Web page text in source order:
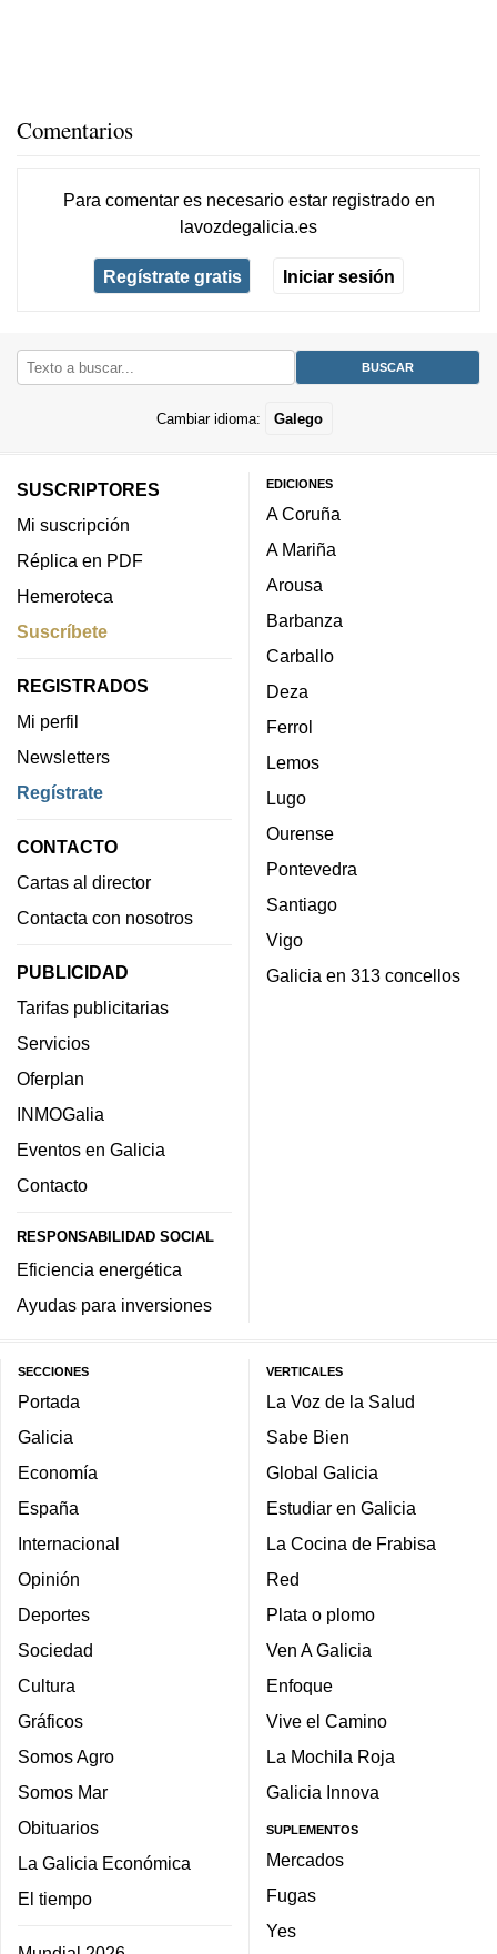
Comentarios
Para comentar es necesario estar registradoen
lavozdegalicia.es
Regístrate gratis Iniciar sesión
Cambiar idioma: Galego
SUSCRIPTORES
Mi suscripción
Réplica en PDF
Hemeroteca
Suscríbete
REGISTRADOS
Mi perfil
Newsletters
Regístrate
CONTACTO
Cartas al director
Contacta con nosotros
PUBLICIDAD
Tarifas publicitarias
Servicios
Oferplan
INMOGalia
Eventos en Galicia
Contacto
RESPONSABILIDAD SOCIAL
Eficiencia energética
Ayudas para inversiones
EDICIONES
A Coruña
A Mariña
Arousa
Barbanza
Carballo
Deza
Ferrol
Lemos
Lugo
Ourense
Pontevedra
Santiago
Vigo
Galicia en 313 concellos
SECCIONES
Portada
Galicia
Economía
España
Internacional
Opinión
Deportes
Sociedad
Cultura
Gráficos
Somos Agro
Somos Mar
Obituarios
La Galicia Económica
El tiempo
VERTICALES
La Voz de la Salud
Sabe Bien
Global Galicia
Estudiar en Galicia
La Cocina de Frabisa
Red
Plata o plomo
Ven A Galicia
Enfoque
Vive el Camino
La Mochila Roja
Galicia Innova
SUPLEMENTOS
Mercados
Fugas
Yes